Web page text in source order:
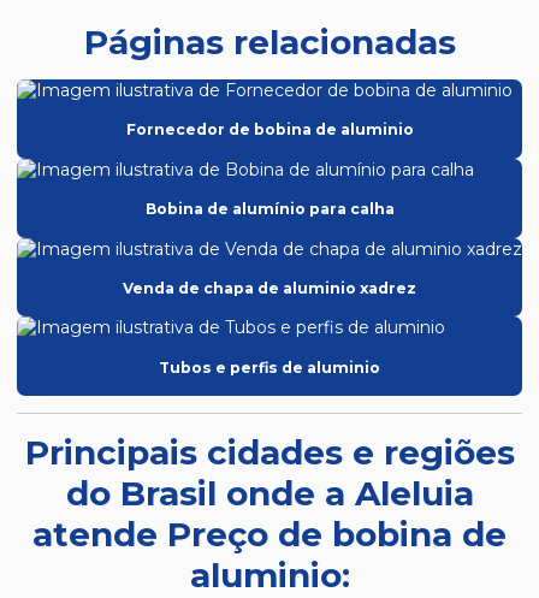
Páginas relacionadas
Fornecedor de bobina de aluminio
Bobina de alumínio para calha
Venda de chapa de aluminio xadrez
Tubos e perfis de aluminio
Principais cidades e regiões
do Brasil onde a Aleluia
atende Preço de bobina de
aluminio: